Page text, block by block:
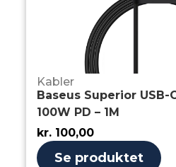
Kabler
Baseus Superior USB-
100W PD – 1M
kr. 100,00
Se produktet